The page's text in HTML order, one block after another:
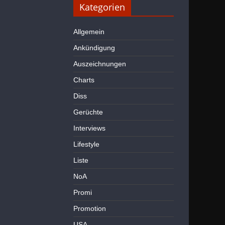
Kategorien
Allgemein
Ankündigung
Auszeichnungen
Charts
Diss
Gerüchte
Interviews
Lifestyle
Liste
NoA
Promi
Promotion